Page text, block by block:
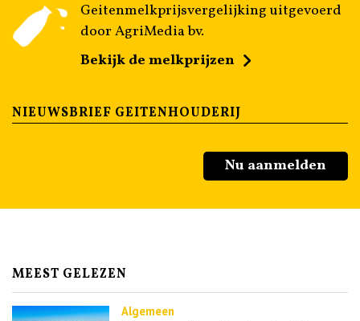
Geitenmelkprijsvergelijking uitgevoerd
door AgriMedia bv.
Bekijk de melkprijzen
NIEUWSBRIEF GEITENHOUDERIJ
Nu aanmelden
MEEST GELEZEN
Algemeen